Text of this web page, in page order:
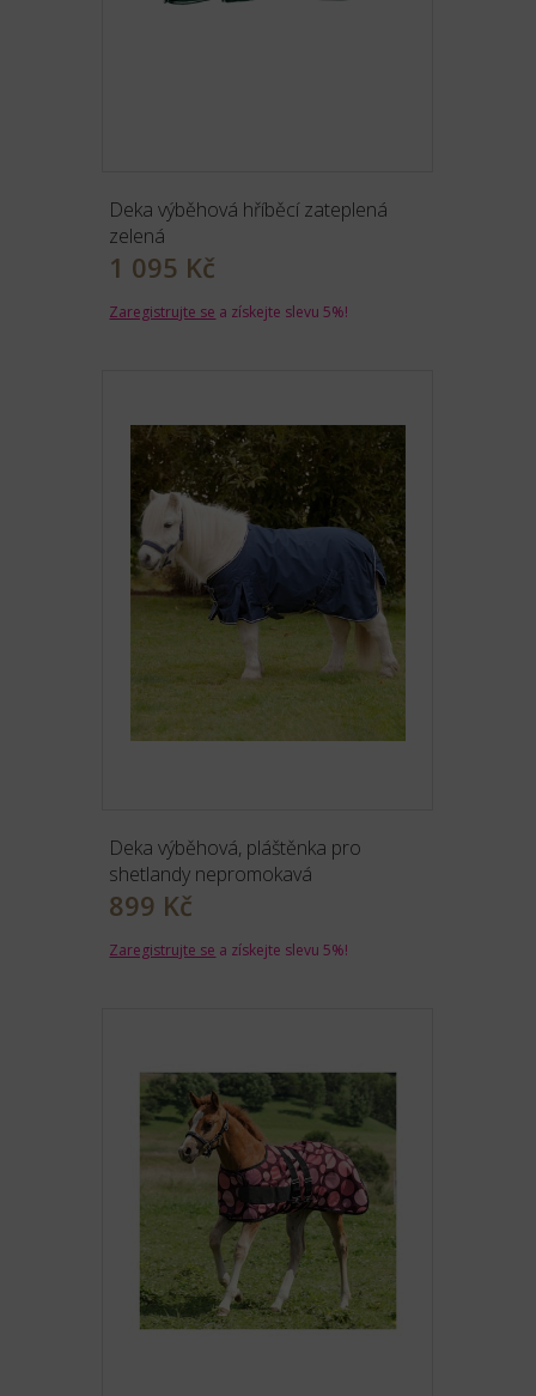
Deka výběhová hříběcí zateplená
zelená
1 095 Kč
Zaregistrujte se a získejte slevu 5%!
Deka výběhová, pláštěnka pro
shetlandy nepromokavá
899 Kč
Zaregistrujte se a získejte slevu 5%!